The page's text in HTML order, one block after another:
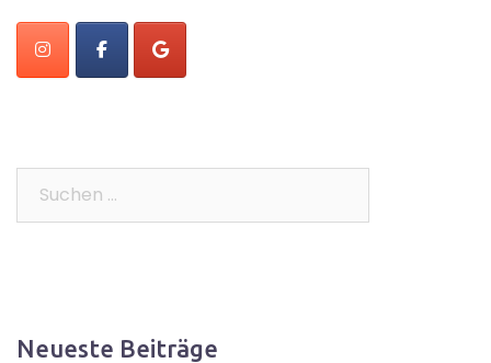
Suchen
Neueste Beiträge